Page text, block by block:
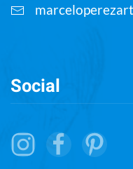
Social